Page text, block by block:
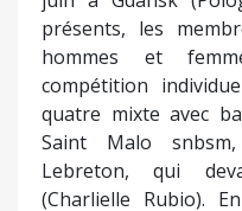
présents, les
hommes et
compétition
quatre mixte avec
Saint Malo
Lebreton, qui
(Charlielle Rubio).